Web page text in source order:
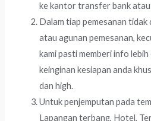
ke kantor transfer bank atau
Dalam tiap pemesanan
atau agunan pemesanan,
kami pasti memberi info
keinginan kesiapan anda
dan high.
Untuk penjemputan pada
Lapangan terbang, Hotel,